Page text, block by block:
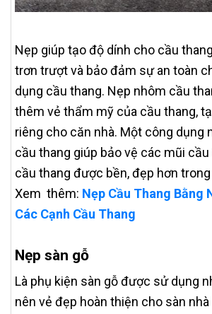
Nẹp giúp tạo độ dính cho cầu
trơn trượt và bảo đảm sự an toàn
dụng cầu thang. Nẹp nhôm cầu
thêm vẻ thẩm mỹ của cầu thang,
riêng cho căn nhà. Một công dụng
cầu thang giúp bảo vệ các mũi
cầu thang được bền, đẹp hơn
Xem thêm: Nẹp Cầu Thang Bằng
Các Cạnh Cầu Thang
Nẹp sàn gỗ
Là phụ kiện sàn gỗ được sử dụng
nên vẻ đẹp hoàn thiện cho sàn